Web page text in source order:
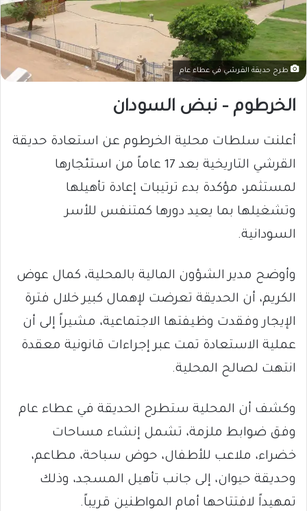
طرح حديقة القرشي في عطاء عام
الخرطوم – نبض السودان
أعلنت سلطات محلية الخرطوم عن استعادة حديقة
القرشي التاريخية بعد 17 عاماً من استئجارها
لمستثمر، مؤكدة بدء ترتيبات إعادة تأهيلها
وتشغيلها بما يعيد دورها كمتنفس للأسر
السودانية.
وأوضح مدير الشؤون المالية بالمحلية، كمال عوض
الكريم، أن الحديقة تعرضت لإهمال كبير خلال فترة
الإيجار وفقدت وظيفتها الاجتماعية، مشيراً إلى أن
عملية الاستعادة تمت عبر إجراءات قانونية معقدة
انتهت لصالح المحلية.
وكشف أن المحلية ستطرح الحديقة في عطاء عام
وفق ضوابط ملزمة، تشمل إنشاء مساحات
خضراء، ملاعب للأطفال، حوض سباحة، مطاعم،
وحديقة حيوان، إلى جانب تأهيل المسجد، وذلك
تمهيداً لافتتاحها أمام المواطنين قريباً.